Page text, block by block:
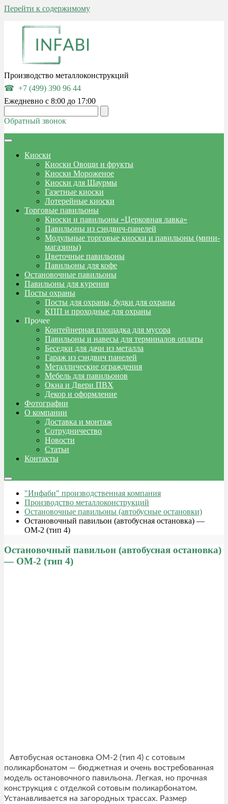
Перейти к содержимому
Производство металлоконструкций
+7 (499) 390 96 44
Ежедневно с 8:00 до 17:00
Обратный звонок
Киоски
Киоски Овощи и фрукты
Киоски Мороженое
Киоски для Шаурмы
Газетные киоски
Лотерейные киоски
Торговые павильоны
Киоски и павильоны «Церковная лавка»
Павильоны из сэндвич-панелей
Модульные торговые киоски и павильоны (мини-
магазины)
Цветочные павильоны
Павильоны для кофе
Остановочные павильоны
Павильоны для курения
Посты охраны
Посты для охраны, будки для охраны
КПП и проходные для охраны
Прочее
Контейнерная площадка для мусора
Павильоны и навесы для терминалов оплаты
Беседки для дачи из металла
Гараж из сэндвич панелей
Металлические ограждения
Мебель для павильонов
Окна и Двери ПВХ
Декор и оформление
Фотографии
О компании
Доставка и монтаж
Сотрудничество
Новости
Статьи
Контакты
"Инфаби" производственная компания
Производство металлоконструкций
Остановочные павильоны (автобусные остановки)
Остановочный павильон (автобусная остановка) —
ОМ-2 (тип 4)
Остановочный павильон (автобусная остановка)
— ОМ-2 (тип 4)
Автобусная остановка ОМ-2 (тип 4) с сотовым
поликарбонатом — бюджетная и очень востребованная
модель остановочного павильона. Легкая, но прочная
конструкция с отделкой сотовым поликарбонатом.
Устанавливается на загородных трассах. Размер